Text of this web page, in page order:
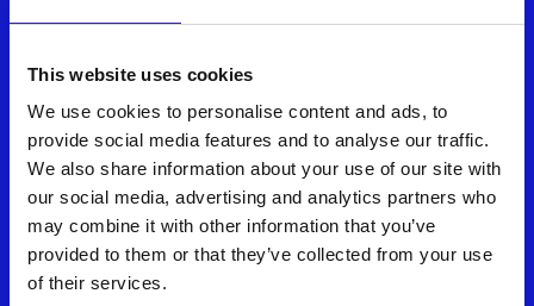
This website uses cookies
We use cookies to personalise content and ads, to
provide social media features and to analyse our traffic.
We also share information about your use of our site with
our social media, advertising and analytics partners who
may combine it with other information that you’ve
provided to them or that they’ve collected from your use
of their services.
Il valore dell’AI per un portale sul
turismo
February 3, 2026
L’Intelligenza Artificiale per il